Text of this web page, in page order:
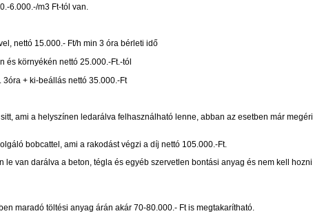
6.000.-/m3 Ft-tól van.
nettó 15.000.- Ft/h min 3 óra bérleti idő
és környékén nettó 25.000.-Ft.-tól
+ ki-beállás nettó 35.000.-Ft
ami a helyszínen ledarálva felhasználható lenne, abban az esetben már megéri
bobcattel, ami a rakodást végzi a díj nettó 105.000.-Ft.
le van darálva a beton, tégla és egyéb szervetlen bontási anyag és nem kell hozni
maradó töltési anyag árán akár 70-80.000.- Ft is megtakarítható.